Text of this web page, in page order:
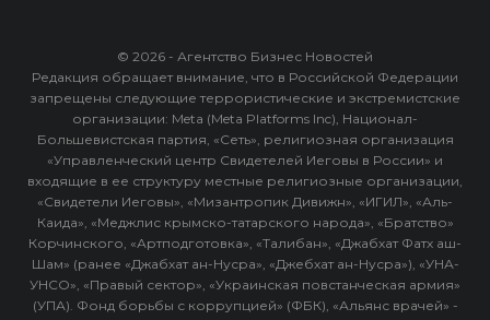
© 2026 - Агентство Бизнес Новостей
Редакция обращает внимание, что в Российской Федерации
запрещены следующие террористические и экстремистские
организации: Meta (Meta Platforms Inc), Национал-
Большевистская партия, «Сеть», религиозная организация
«Управленческий центр Свидетелей Иеговы в России» и
входящие в ее структуру местные религиозные организации,
«Свидетели Иеговы», «Мизантропик Дивижн», «ИГИЛ», «Аль-
Каида», «Меджлис крымско-татарского народа», «Братство»
Корчинского, «Артподготовка», «Талибан», «Джабхат Фатх аш-
Шам» (ранее «Джабхат ан-Нусра», «Джебхат ан-Нусра»), «УНА-
УНСО», «Правый сектор», «Украинская повстанческая армия»
(УПА). Фонд борьбы с коррупцией» (ФБК), «Альянс врачей» -